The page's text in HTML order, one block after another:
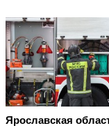
Ярославская